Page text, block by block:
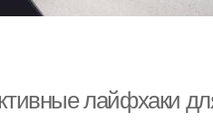
лайфхаки